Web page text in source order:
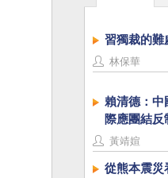
習獨裁的難
林保華
賴清德：中
際應團結反
黃靖媗
從熊本震災